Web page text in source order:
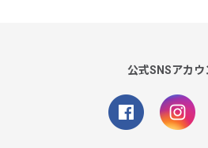
公式SNSアカウ